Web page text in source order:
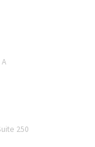
250